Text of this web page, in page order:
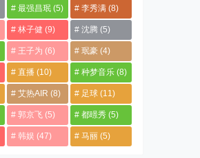
最强昌珉(5) 李秀满(8)
林子健 (9) 沈腾(5)
王子为 (6) 珉豪(4)
直播(10) 种梦音乐(8)
艾热AIR (8) 足球(11)
郭京飞(5) 都暻秀(5)
韩娱 (47) 马丽(5)